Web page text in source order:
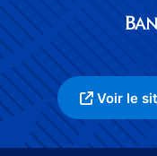
Voir le